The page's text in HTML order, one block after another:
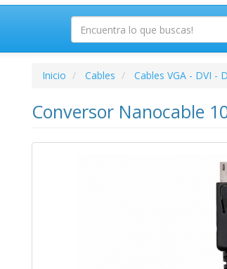
Inicio Cables Cables VGA - DVI -
Conversor Nanocable